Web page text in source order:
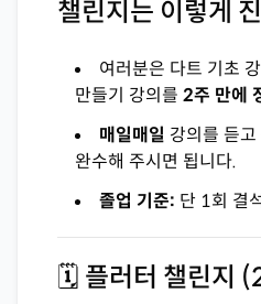
챌린지는 이렇게
여러분은 다트 기초
만들기 강의를 2주 만에
매일매일 강의를 듣
완수해 주시면 됩니다.
졸업 기준: 단 1회 결
🗓 플러터 챌린지